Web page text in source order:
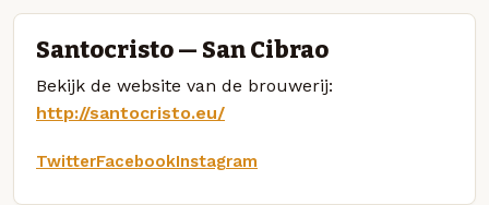
Santocristo — San Cibrao
Bekijk de website van de brouwerij:
http://santocristo.eu/
TwitterFacebookInstagram